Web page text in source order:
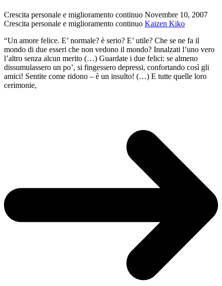
sua
moglie
Ann
Sexton
Crescita personale e miglioramento continuo Novembre 10, 2007
Crescita personale e miglioramento continuo Kaizen Kiko
“Un amore felice. E’ normale? è serio? E’ utile? Che se ne fa il
mondo di due esseri che non vedono il mondo? Innalzati l’uno vero
l’altro senza alcun merito (…) Guardate i due felici: se almeno
dissumulassero un po’, si fingessero depressi, confortando così gli
amici! Sentite come ridono – è un insulto! (…) E tutte quelle loro
cerimonie,